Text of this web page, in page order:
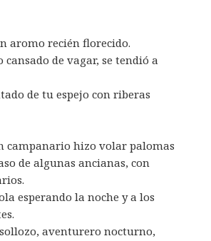
aromo recién florecido.
cansado de vagar, se tendió a
de tu espejo con riberas
campanario hizo volar palomas
de algunas ancianas, con
esperando la noche y a los
aventurero nocturno,